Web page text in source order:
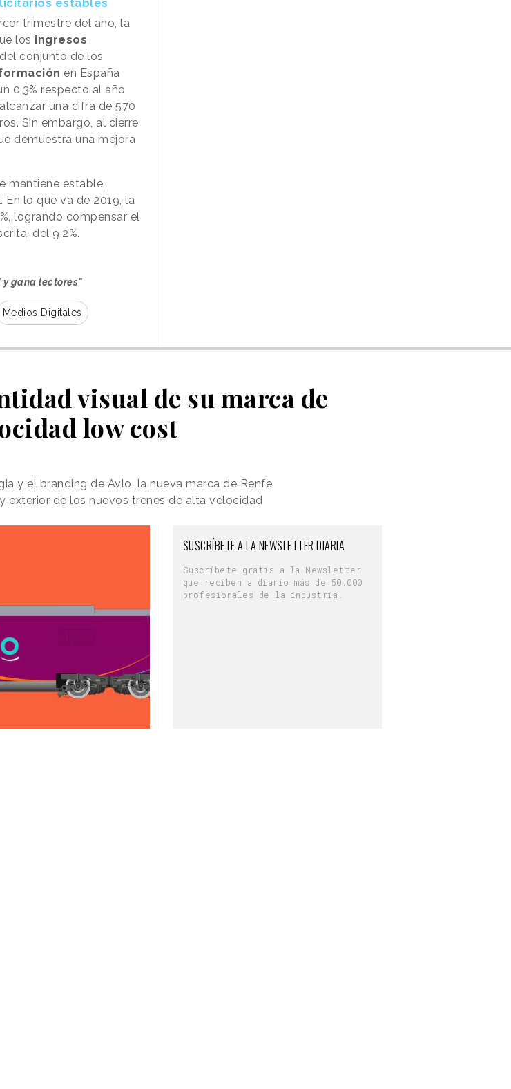
estables
trimestre del año, la
los ingresos
del conjunto de los
en España
0,3% respecto al año
una cifra de 570
Sin embargo, al cierre
demuestra una mejora
mantiene estable,
lo que va de 2019, la
logrando compensar el
del 9,2%.
gana lectores"
Medios Digitales
visual de su marca de
low cost
y el branding de Avlo, la nueva marca de Renfe
exterior de los nuevos trenes de alta velocidad
SUSCRÍBETE A LA NEWSLETTER DIARIA
Suscríbete gratis a la Newsletter
que reciben a diario más de 50.000
profesionales de la industria.